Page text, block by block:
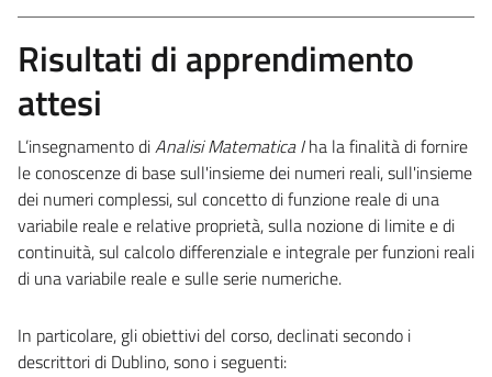
Risultati di apprendimento
attesi
L’insegnamento diAnalisi Matematica Iha la finalità di fornire
le conoscenze di base sull'insieme dei numeri reali, sull'insieme
dei numeri complessi, sul concetto di funzione reale di una
variabile reale e relative proprietà, sulla nozione di limite e di
continuità, sul calcolo differenziale e integrale per funzioni reali
di una variabile reale e sulle serie numeriche.
In particolare, gli obiettivi del corso, declinati secondo i
descrittori di Dublino, sono i seguenti: